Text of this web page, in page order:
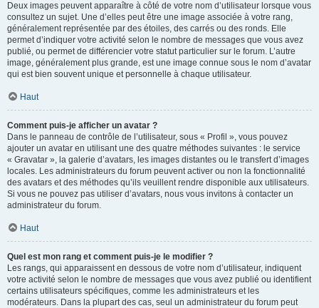
Deux images peuvent apparaître à côté de votre nom d’utilisateur lorsque vous
consultez un sujet. Une d’elles peut être une image associée à votre rang,
généralement représentée par des étoiles, des carrés ou des ronds. Elle
permet d’indiquer votre activité selon le nombre de messages que vous avez
publié, ou permet de différencier votre statut particulier sur le forum. L’autre
image, généralement plus grande, est une image connue sous le nom d’avatar
qui est bien souvent unique et personnelle à chaque utilisateur.
Haut
Comment puis-je afficher un avatar ?
Dans le panneau de contrôle de l’utilisateur, sous « Profil », vous pouvez
ajouter un avatar en utilisant une des quatre méthodes suivantes : le service
« Gravatar », la galerie d’avatars, les images distantes ou le transfert d’images
locales. Les administrateurs du forum peuvent activer ou non la fonctionnalité
des avatars et des méthodes qu’ils veuillent rendre disponible aux utilisateurs.
Si vous ne pouvez pas utiliser d’avatars, nous vous invitons à contacter un
administrateur du forum.
Haut
Quel est mon rang et comment puis-je le modifier ?
Les rangs, qui apparaissent en dessous de votre nom d’utilisateur, indiquent
votre activité selon le nombre de messages que vous avez publié ou identifient
certains utilisateurs spécifiques, comme les administrateurs et les
modérateurs. Dans la plupart des cas, seul un administrateur du forum peut